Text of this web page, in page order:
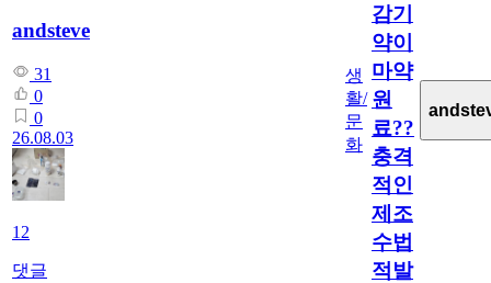
andsteve
31
0
0
26.08.03
12
댓글
생
활/
문
화
감기
약이
마약
원
료??
충격
적인
제조
수법
적발